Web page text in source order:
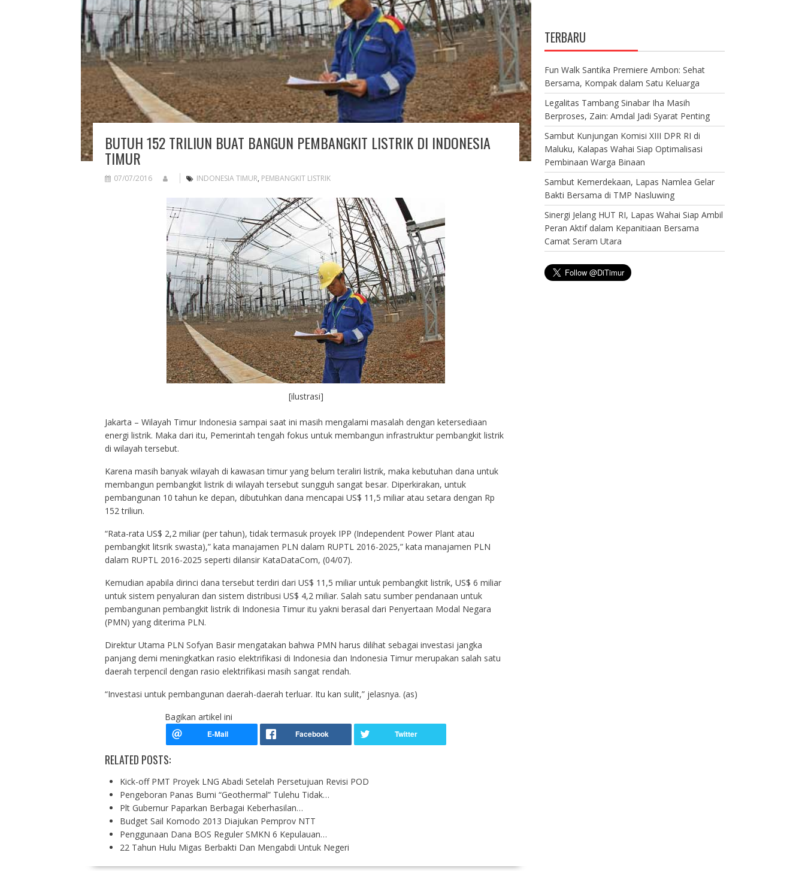
BUTUH 152 TRILIUN BUAT BANGUN PEMBANGKIT LISTRIK DI INDONESIA
TIMUR
07/07/2016 INDONESIA TIMUR, PEMBANGKIT LISTRIK
[ilustrasi]
Jakarta – Wilayah Timur Indonesia sampai saat ini masih mengalami masalah dengan ketersediaan
energi listrik. Maka dari itu, Pemerintah tengah fokus untuk membangun infrastruktur pembangkit listrik
di wilayah tersebut.
Karena masih banyak wilayah di kawasan timur yang belum teraliri listrik, maka kebutuhan dana untuk
membangun pembangkit listrik di wilayah tersebut sungguh sangat besar. Diperkirakan, untuk
pembangunan 10 tahun ke depan, dibutuhkan dana mencapai US$ 11,5 miliar atau setara dengan Rp
152 triliun.
“Rata-rata US$ 2,2 miliar (per tahun), tidak termasuk proyek IPP (Independent Power Plant atau
pembangkit litsrik swasta),” kata manajamen PLN dalam RUPTL 2016-2025,” kata manajamen PLN
dalam RUPTL 2016-2025 seperti dilansir KataDataCom, (04/07).
Kemudian apabila dirinci dana tersebut terdiri dari US$ 11,5 miliar untuk pembangkit listrik, US$ 6 miliar
untuk sistem penyaluran dan sistem distribusi US$ 4,2 miliar. Salah satu sumber pendanaan untuk
pembangunan pembangkit listrik di Indonesia Timur itu yakni berasal dari Penyertaan Modal Negara
(PMN) yang diterima PLN.
Direktur Utama PLN Sofyan Basir mengatakan bahwa PMN harus dilihat sebagai investasi jangka
panjang demi meningkatkan rasio elektrifikasi di Indonesia dan Indonesia Timur merupakan salah satu
daerah terpencil dengan rasio elektrifikasi masih sangat rendah.
“Investasi untuk pembangunan daerah-daerah terluar. Itu kan sulit,” jelasnya. (as)
Bagikan artikel ini
RELATED POSTS:
Kick-off PMT Proyek LNG Abadi Setelah Persetujuan Revisi POD
Pengeboran Panas Bumi “Geothermal” Tulehu Tidak…
Plt Gubernur Paparkan Berbagai Keberhasilan…
Budget Sail Komodo 2013 Diajukan Pemprov NTT
Penggunaan Dana BOS Reguler SMKN 6 Kepulauan…
22 Tahun Hulu Migas Berbakti Dan Mengabdi Untuk Negeri
TERBARU
Fun Walk Santika Premiere Ambon: Sehat
Bersama, Kompak dalam Satu Keluarga
Legalitas Tambang Sinabar Iha Masih
Berproses, Zain: Amdal Jadi Syarat Penting
Sambut Kunjungan Komisi XIII DPR RI di
Maluku, Kalapas Wahai Siap Optimalisasi
Pembinaan Warga Binaan
Sambut Kemerdekaan, Lapas Namlea Gelar
Bakti Bersama di TMP Nasluwing
Sinergi Jelang HUT RI, Lapas Wahai Siap Ambil
Peran Aktif dalam Kepanitiaan Bersama
Camat Seram Utara